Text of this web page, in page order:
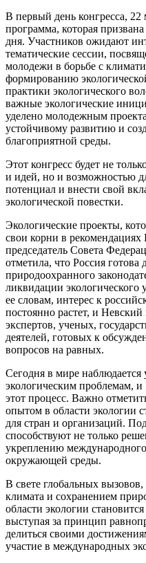
В первый день конгресса,
программа, которая
дня. Участников ожидают
тематические сессии,
молодежи в борьбе с
формированию
практики экологического
важные экологические
уделено молодежным
устойчивому развитию и
благоприятной среды.
Этот конгресс будет не
и идей, но и возможностью
потенциал и внести свой
экологической повестки.
Экологические проекты,
свои корни в рекомендациях
председатель Совета
отметила, что Россия
природоохранного
ликвидации
ее словам, интерес к
постоянно растет, и
экспертов, ученых,
деятелей, готовых к
вопросов на равных.
Сегодня в мире
экологическим проблемам, и
этот процесс. Важно
опытом в области экологии
для стран и организаций.
способствуют не только
укреплению
окружающей среды.
В свете глобальных
климата и сохранением
области экологии
выступая за принцип
делиться своими
участие в международных